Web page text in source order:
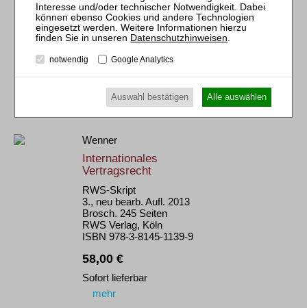
86,00 €
Sofort lieferbar
Wenner
Internationales
Vertragsrecht
RWS-Skript
3., neu bearb. Aufl. 2013
Brosch. 245 Seiten
RWS Verlag, Köln
ISBN 978-3-8145-1139-9
58,00 €
Sofort lieferbar
mehr
Datenschutzhinweisen.
notwendig Google Analytics
Auswahl bestätigen Alle auswählen